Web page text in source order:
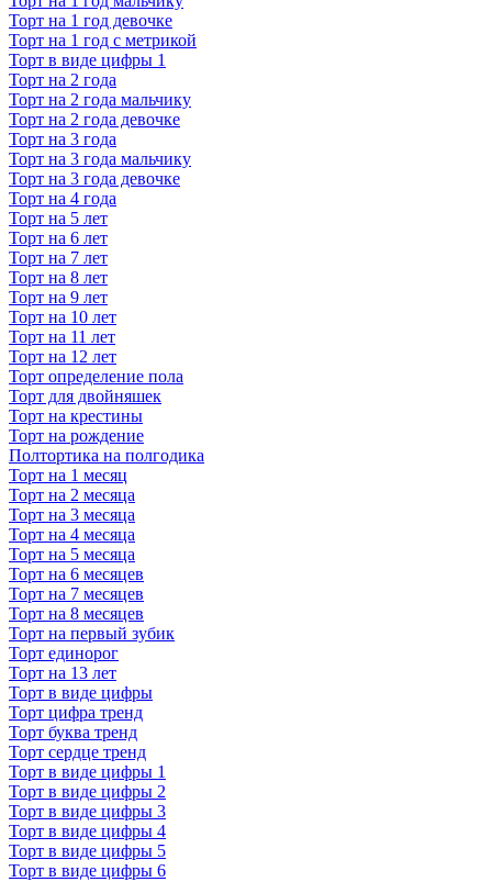
Торт на 1 год девочке
Торт на 1 год с метрикой
Торт в виде цифры 1
Торт на 2 года
Торт на 2 года мальчику
Торт на 2 года девочке
Торт на 3 года
Торт на 3 года мальчику
Торт на 3 года девочке
Торт на 4 года
Торт на 5 лет
Торт на 6 лет
Торт на 7 лет
Торт на 8 лет
Торт на 9 лет
Торт на 10 лет
Торт на 11 лет
Торт на 12 лет
Торт определение пола
Торт для двойняшек
Торт на крестины
Торт на рождение
Полтортика на полгодика
Торт на 1 месяц
Торт на 2 месяца
Торт на 3 месяца
Торт на 4 месяца
Торт на 5 месяца
Торт на 6 месяцев
Торт на 7 месяцев
Торт на 8 месяцев
Торт на первый зубик
Торт единорог
Торт на 13 лет
Торт в виде цифры
Торт цифра тренд
Торт буква тренд
Торт сердце тренд
Торт в виде цифры 1
Торт в виде цифры 2
Торт в виде цифры 3
Торт в виде цифры 4
Торт в виде цифры 5
Торт в виде цифры 6